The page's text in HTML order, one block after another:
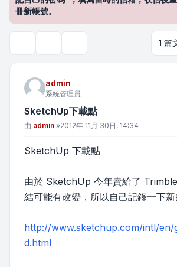
冊新帳號。
1 篇
admin
系統管理員
SketchUp下載點
文章
由 admin »2012年 11月 30日, 14:34
SketchUp 下載點
由於 SketchUp 今年賣給了
結可能有改變，所以自己記錄一下
http://www.sketchup.com/intl/
d.html